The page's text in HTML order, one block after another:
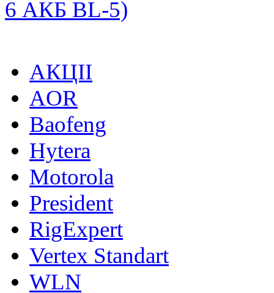
6 АКБ BL-5)
АКЦІІ
AOR
Baofeng
Hytera
Motorola
President
RigExpert
Vertex Standart
WLN